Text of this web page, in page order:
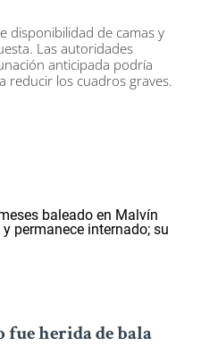
disponibilidad de camas y
Las autoridades
anticipada podría
reducir los cuadros graves.
fue herida de bala